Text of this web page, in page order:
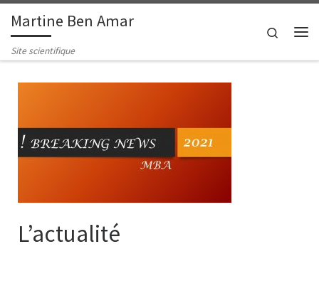
Passer au contenu
Martine Ben Amar
Site scientifique
Search
L’actualité